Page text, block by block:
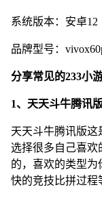
系统版本：安卓12
品牌型号：
分享常见的233小
1、天天斗牛腾讯
天天斗牛腾讯版这
选择很多自己喜欢
的，喜欢的类型
快的竞技比拼过程